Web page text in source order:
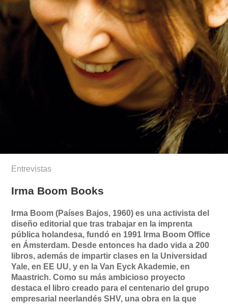
Entrevistas
Irma Boom Books
Irma Boom (Países Bajos, 1960) es una activista del
diseño editorial que tras trabajar en la imprenta
pública holandesa, fundó en 1991 Irma Boom Office
en Ámsterdam. Desde entonces ha dado vida a 200
libros, además de impartir clases en la Universidad
Yale, en EE UU, y en la Van Eyck Akademie, en
Maastrich. Como su más ambicioso proyecto
destaca el libro creado para el centenario del grupo
empresarial neerlandés SHV, una obra en la que